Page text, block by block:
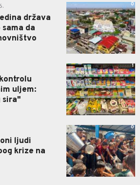
država
da
0
uljem:
sira"
1
ljudi
krize na
0